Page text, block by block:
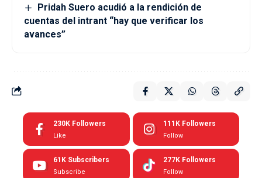
Pridah Suero acudió a la rendición de
cuentas del intrant “hay que verificar los
avances”
230K Followers
Like
111K Followers
Follow
61K Subscribers
Subscribe
277K Followers
Follow